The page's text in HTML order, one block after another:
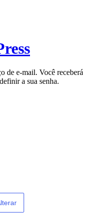
de e-mail. Você receberá
a sua senha.